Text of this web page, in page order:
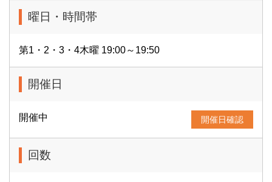
曜日・時間帯
第1・2・3・4木曜 19:00～19:50
開催日
開催中 開催日確認
回数